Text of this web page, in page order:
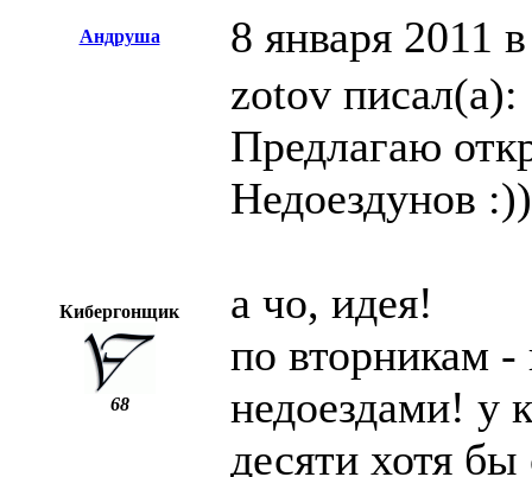
Андруша 8 января 2011
Кибергонщик
68
zotov писал(а):
Предлагаю
Недоездунов :))
а чо, идея!
по вторникам -
недоездами! у
десяти хотя